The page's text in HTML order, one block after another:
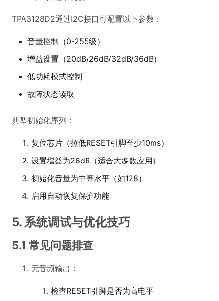
TPA3128D2通过I2C接口可配置以下参数：
音量控制（0-255级）
增益设置（20dB/26dB/32dB/36dB）
低功耗模式控制
故障状态读取
典型初始化序列：
复位芯片（拉低RESET引脚至少10ms）
设置增益为26dB（适合大多数应用）
初始化音量为中等水平（如128）
启用自动恢复保护功能
5. 系统调试与优化技巧
5.1 常见问题排查
无音频输出：
检查RESET引脚是否为高电平